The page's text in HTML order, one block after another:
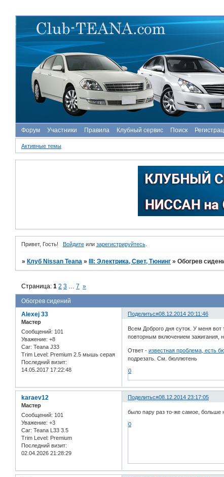
Форум Участники Правила Клубный сервис Поиск
Активные темы
Привет, Гость! Войдитеили зарегистрируйтесь.
» Клуб Nissan Teana » III: Электрика, Свет, Тюнинг »Обогрев
Обогрев сидений
Страница:1 2 3 7 »
Поделиться08.12.2014 20:11:46
Alexej 33
Мастер
Сообщений: 101
Уважение: +8
Car: Teana J33
Trim Level: Premium 2.5 мышь серая
Последний визит:
14.05.2017 17:22:48
Всем Доброго дня суток. У меня вот
повторным включением зажигания,
Ответ -известная проблема, есть
подрезать. См. бюллютень
0
Поделиться08.12.2014 23:17:05
karaev12
Мастер
Сообщений: 101
Уважение: +3
Car: Teana L33 3.5
Trim Level: Premium
Последний визит:
02.04.2026 21:28:29
было пару раз то-же самое, больше
0